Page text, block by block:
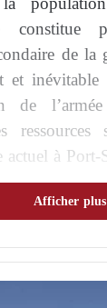
constitue
de la
inévitable
ressources
à Port-
route des
Khadir
du pouvoir
Afficher plus